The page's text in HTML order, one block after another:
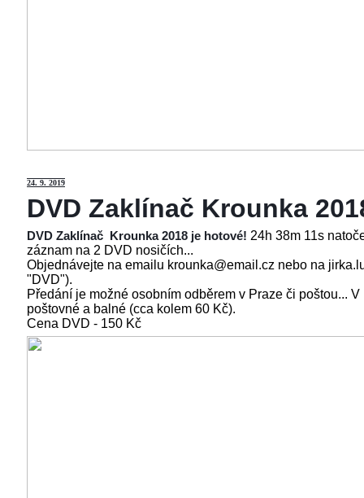
24. 9. 2019
DVD Zaklínač Krounka
DVD Zaklínač Krounka 2018 je hotové! 24h 38m 11s
záznam na 2 DVD nosičích...
Objednávejte na emailu krounka@email.cz nebo na
"DVD").
Předání je možné osobním odběrem v Praze či poštou...
poštovné a balné (cca kolem 60 Kč).
Cena DVD - 150 Kč